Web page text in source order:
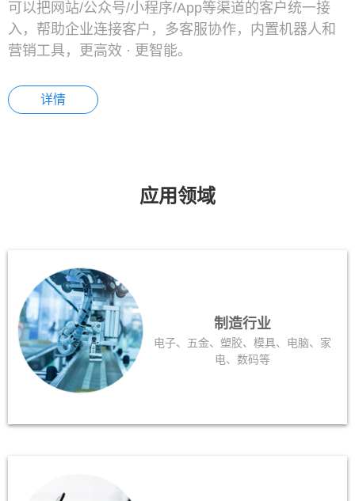
可以把网站/公众号/小程序/App等渠道的客户统一接
入，帮助企业连接客户，多客服协作，内置机器人和
营销工具，更高效 · 更智能。
详情
应用领域
制造行业
电子、五金、塑胶、模具、电脑、家
电、数码等